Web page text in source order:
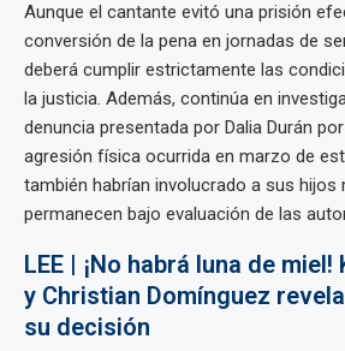
Aunque el cantante evitó una prisión
conversión de la pena en jornadas de
deberá cumplir estrictamente las
la justicia. Además, continúa en
denuncia presentada por Dalia Durán
agresión física ocurrida en marzo de
también habrían involucrado a sus hijos
permanecen bajo evaluación de las
LEE | ¡No habrá luna de
y Christian Domínguez
su decisión